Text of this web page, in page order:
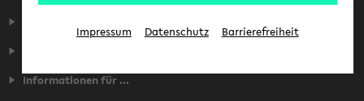
Informationen für ...
Impressum Datenschutz Barrierefreiheit